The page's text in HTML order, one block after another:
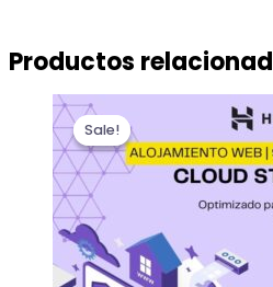
Productos
Sale!
Sale!